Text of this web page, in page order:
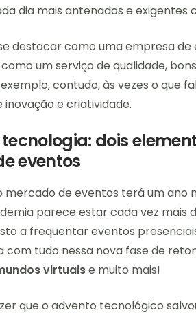
dia mais antenados e exigentes
destacar como uma empresa
um serviço de qualidade,
contudo, às vezes o que
inovação e criatividade.
dois
eventos
mercado de eventos terá um ano
parece estar cada vez mais
a frequentar eventos
com tudo nessa nova fase de
virtuaise muito mais!
que o advento tecnológico